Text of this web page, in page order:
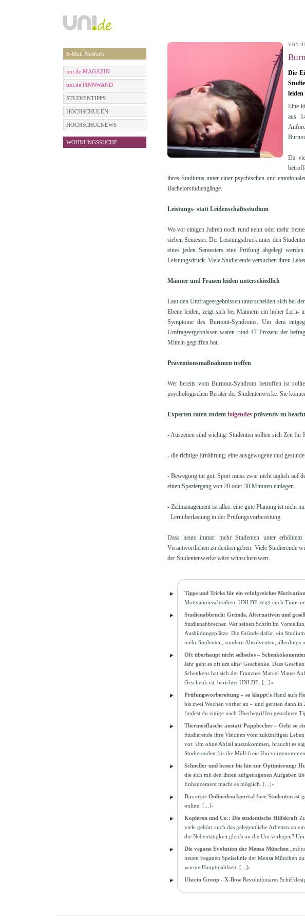
E-Mail Postfach
uni.de MAGAZIN
uni.de PINNWAND
STUDIENTIPPS
HOCHSCHULEN
HOCHSCHULNEWS
WOHNUNGSSUCHE
VON
Die
Eine
aus
Da
ihres Studiums unter einer psychischen und
Bachelorstudiengänge.
Leistungs- statt Leidenschaftsstudium
Wo vor einigen Jahren noch rund neun oder mehr
sieben Semester. Der Leistungsdruck unter den
eines jeden Semesters eine Prüfung abgelegt
Leistungsdruck. Viele Studierende versuchen ihren
Männer und Frauen leiden unterschiedlich
Laut den Umfrageergebnissen unterscheiden sich bei
Ebene leiden, zeigt sich bei Männern ein hoher Lern-
Symptome des Burnout-Syndroms. Um dem
Umfrageergebnissen waren rund 47 Prozent der
Mitteln gegriffen hat.
Präventionsmaßnahmen treffen
Wer bereits vom Burnout-Syndrom betroffen ist
psychologischen Berater der Studentenwerke. Sie
Experten raten zudem folgendespräventiv zu
- Auszeiten sind wichtig: Studenten sollten sich Zeit
- die richtige Ernährung: eine ausgewogene und
- Bewegung tut gut: Sport muss zwar nicht täglich auf
einen Spaziergang von 20 oder 30 Minuten einlegen.
- Zeitmanagement ist alles: eine gute Planung ist nicht
Lernüberlastung in der Prüfungsvorbereitung.
Dass heute immer mehr Studenten unter
Verantwortlichen zu denken geben. Viele Studierende
der Studentenwerke wäre wünschenswert.
Tipps und Tricks für ein erfolgreiches
Motivationsschreiben. UNI.DE zeigt euch Tipps
Studienabbruch: Gründe, Alternativen und
Studienabbrecher. Wer seinen Schritt im
Ausbildungsplätze. Die Gründe dafür, ein
mehr Studenten, sondern Absolventen, allerdings
Oft überhaupt nicht selbstlos –
Jahr geht es oft um eins: Geschenke. Dass
Schenkens hat sich der Franzose Marcel Mauss
Geschenk ist, berichtet UNI.DE. [...]»
Prüfungsvorbereitung – so klappt's Hand aufs
bis zwei Wochen vorher an – und geraten dann
findest du einige nach Überbegriffen geordnete
Thermosflasche anstatt Pappbecher – Geht so
Studierende ihre Visionen vom zukünftigen
vor. Um ohne Abfall auszukommen, braucht es
Studierenden für die Müll-freie Uni
Schneller und besser bis hin zur Optimierung:
die sich mit den ihnen aufgetragenen Aufgaben
Enhancement macht es möglich. [...]»
Das erste Onlinedruckportal fuer Studenten ist
online. [...]»
Kopieren und Co.: Die studentische Hilfskraft
viele gehört auch das gelegentliche Arbeiten zu
die Nebentätigkeit gleich an die Uni verlegen?
Die vegane Evolution der Mensa München
neuen veganen Speiselinie der Mensa München
warme Hauptmahlzeit. [...]»
Ulstein Group - X-Bow Revolutionäres